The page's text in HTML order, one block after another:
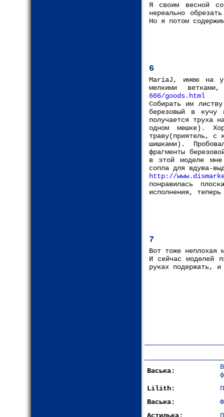
Я своим весной
нереально
Но я потом
6
MariaJ, имею на
мелкими
666/goods.html
Собирать им
березовый в кучу
получается труха
одном мешке).
траву(приятель, с
шишками).
фрагменты
в этой моделе мне
сопла для вдува-
http://
понравилась
исполнения,
7
Вот тоже неплохая
И сейчас моделей
руках подержать, и
Васька:
Lilith:
Васька: